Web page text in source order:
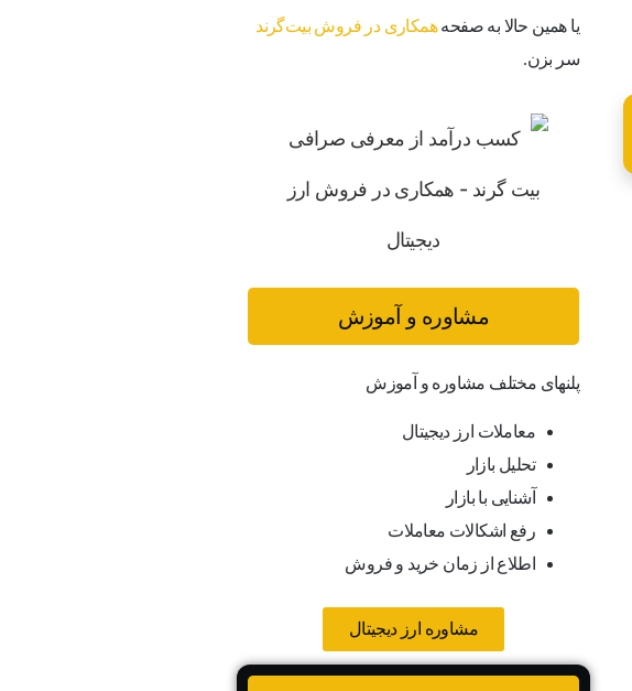
یا همین حالا به صفحههمکاری در فروش بیت‌گرند
سر بزن.
مشاوره و آموزش
پلنهای مختلف مشاوره و آموزش
معاملات ارز دیجیتال
تحلیل بازار
آشنایی با بازار
رفع اشکالات معاملات
اطلاع از زمان خرید و فروش
مشاوره ارز دیجیتال